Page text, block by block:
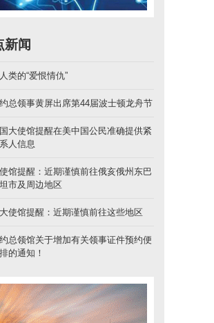
新闻
类的“爱恨情仇”
总领事黄屏出席第44届波士顿龙舟节
大使馆提醒在美中国公民准确提供紧
人信息
馆提醒：近期谨慎前往俄亥俄州东巴
市及周边地区
使馆提醒：近期谨慎前往这些地区
总领馆关于增加有关领事证件预约便
的通知！